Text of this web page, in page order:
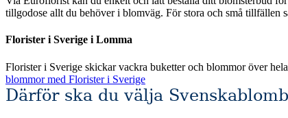
tillgodose allt du behöver i blomväg. För stora och små tillfällen
Florister i Sverige i Lomma
Florister i Sverige skickar vackra buketter och blommor över
blommor med Florister i Sverige
Därför ska du välja